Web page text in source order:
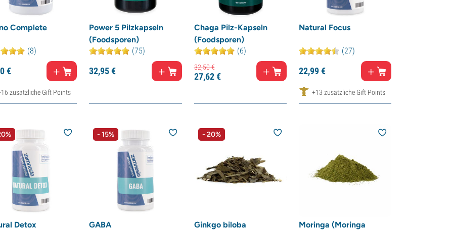
Complete
(8)
€
zusätzliche Gift Points
Power 5 Pilzkapseln
(Foodsporen)
(75)
32,95€
Chaga Pilz-Kapseln
(Foodsporen)
(6)
32,50€
27,62€
Natural Focus
(27)
22,99€
+13 zusätzliche Gift Points
Detox
- 15%
GABA
- 20%
Ginkgo biloba
Moringa (Moringa